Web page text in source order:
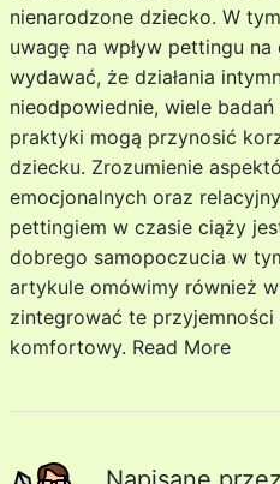
nienarodzone dziecko. W
uwagę na wpływ pettingu
wydawać, że działania
nieodpowiednie, wiele
praktyki mogą przynosić
dziecku. Zrozumienie
emocjonalnych oraz
pettingiem w czasie ciąży
dobrego samopoczucia w
artykule omówimy również
zintegrować te
komfortowy. Read More